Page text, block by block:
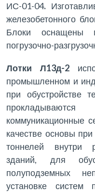
ИС-01-04.
железобетонного
Блоки оснащены
погрузочно-
Лотки Л13д-2
промышленном и
при обустройстве
коммуникационные
качестве основы
тоннелей внутри
зданий, для
полуподземных
установке систем